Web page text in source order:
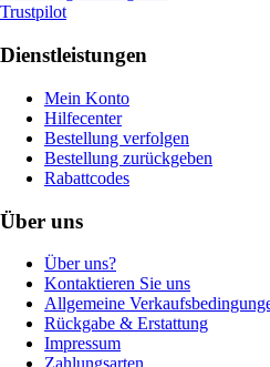
Trustpilot
Dienstleistungen
Mein Konto
Hilfecenter
Bestellung verfolgen
Bestellung zurückgeben
Rabattcodes
Über uns
Über uns?
Kontaktieren Sie uns
Allgemeine
Rückgabe & Erstattung
Impressum